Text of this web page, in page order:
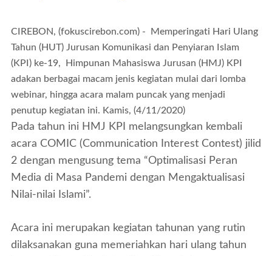
CIREBON, (fokuscirebon.com) - Memperingati Hari Ulang
Tahun (HUT) Jurusan Komunikasi dan Penyiaran Islam
(KPI) ke-19, Himpunan Mahasiswa Jurusan (HMJ) KPI
adakan berbagai macam jenis kegiatan mulai dari lomba
webinar, hingga acara malam puncak yang menjadi
penutup kegiatan ini. Kamis, (4/11/2020)
Pada tahun ini HMJ KPI melangsungkan kembali
acara COMIC (Communication Interest Contest) jilid
2 dengan mengusung tema “Optimalisasi Peran
Media di Masa Pandemi dengan Mengaktualisasi
Nilai-nilai Islami”.
Acara ini merupakan kegiatan tahunan yang rutin
dilaksanakan guna memeriahkan hari ulang tahun